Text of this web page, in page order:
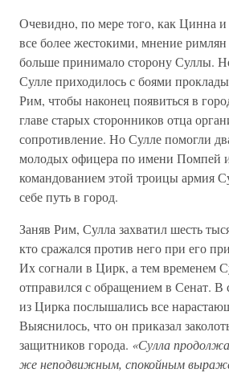
Очевидно, по мере того, как Цинна
все более жестокими, мнение
больше принимало сторону Суллы.
Сулле приходилось с боями
Рим, чтобы наконец появиться в
главе старых сторонников отца
сопротивление. Но Сулле помогли
молодых офицера по имени Помпей
командованием этой троицы армия
себе путь в город.
Заняв Рим, Сулла захватил шесть
кто сражался против него при его
Их согнали в Цирк, а тем временем
отправился с обращением в Сенат. В
из Цирка послышались все
Выяснилось, что он приказал
защитников города. «Сулла
же неподвижным, спокойным